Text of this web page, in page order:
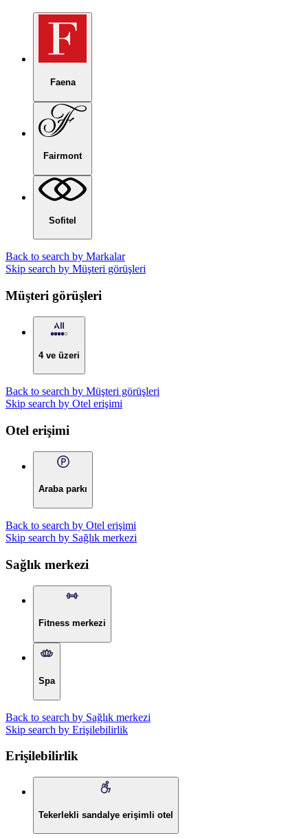
Faena
Fairmont
Sofitel
Back to search by Markalar
Skip search by Müşteri görüşleri
Müşteri görüşleri
4 ve üzeri
Back to search by Müşteri görüşleri
Skip search by Otel erişimi
Otel erişimi
Araba parkı
Back to search by Otel erişimi
Skip search by Sağlık merkezi
Sağlık merkezi
Fitness merkezi
Spa
Back to search by Sağlık merkezi
Skip search by Erişilebilirlik
Erişilebilirlik
Tekerlekli sandalye erişimli otel